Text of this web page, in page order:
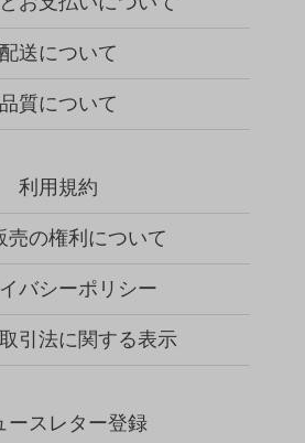
配送について
品質について
利用規約
売の権利について
バシーポリシー
引法に関する表示
ースレター登録